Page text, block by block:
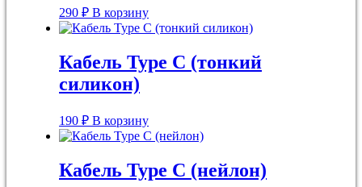
290 ₽ В корзину
Кабель Type C (тонкий
силикон)
190 ₽ В корзину
Кабель Type С (нейлон)